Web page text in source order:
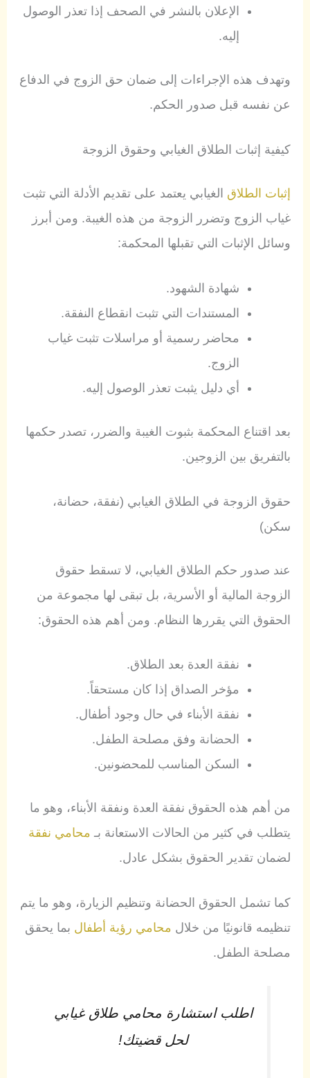
الإعلان بالنشر في الصحف إذا تعذر الوصول
إليه.
وتهدف هذه الإجراءات إلى ضمان حق الزوج في الدفاع
عن نفسه قبل صدور الحكم.
كيفية إثبات الطلاق الغيابي وحقوق الزوجة
إثبات الطلاق الغيابي يعتمد على تقديم الأدلة التي تثبت
غياب الزوج وتضرر الزوجة من هذه الغيبة. ومن أبرز
وسائل الإثبات التي تقبلها المحكمة:
شهادة الشهود.
المستندات التي تثبت انقطاع النفقة.
محاضر رسمية أو مراسلات تثبت غياب
الزوج.
أي دليل يثبت تعذر الوصول إليه.
بعد اقتناع المحكمة بثبوت الغيبة والضرر، تصدر حكمها
بالتفريق بين الزوجين.
حقوق الزوجة في الطلاق الغيابي (نفقة، حضانة،
سكن)
عند صدور حكم الطلاق الغيابي، لا تسقط حقوق
الزوجة المالية أو الأسرية، بل تبقى لها مجموعة من
الحقوق التي يقررها النظام. ومن أهم هذه الحقوق:
نفقة العدة بعد الطلاق.
مؤخر الصداق إذا كان مستحقاً.
نفقة الأبناء في حال وجود أطفال.
الحضانة وفق مصلحة الطفل.
السكن المناسب للمحضونين.
من أهم هذه الحقوق نفقة العدة ونفقة الأبناء، وهو ما
يتطلب في كثير من الحالات الاستعانة بـ محامي نفقة
لضمان تقدير الحقوق بشكل عادل.
كما تشمل الحقوق الحضانة وتنظيم الزيارة، وهو ما يتم
تنظيمه قانونيًا من خلال محامي رؤية أطفال بما يحقق
مصلحة الطفل.
اطلب استشارة محامي طلاق غيابي
لحل قضيتك!